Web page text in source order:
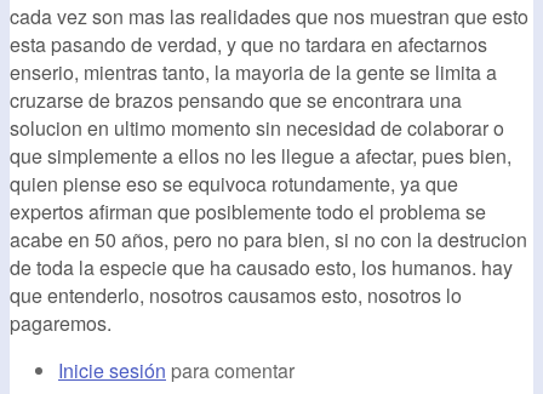
cada vez son mas las realidades que nos muestran que esto
esta pasando de verdad, y que no tardara en afectarnos
enserio, mientras tanto, la mayoria de la gente se limita a
cruzarse de brazos pensando que se encontrara una
solucion en ultimo momento sin necesidad de colaborar o
que simplemente a ellos no les llegue a afectar, pues bien,
quien piense eso se equivoca rotundamente, ya que
expertos afirman que posiblemente todo el problema se
acabe en 50 años, pero no para bien, si no con la destrucion
de toda la especie que ha causado esto, los humanos. hay
que entenderlo, nosotros causamos esto, nosotros lo
pagaremos.
Inicie sesión para comentar